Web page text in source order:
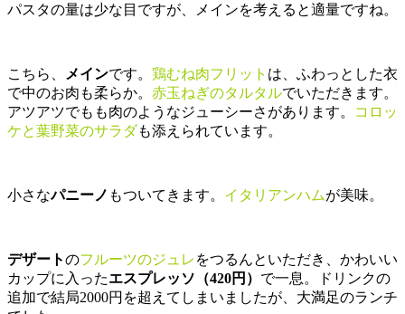
パスタの量は少な目ですが、メインを考えると適量ですね。
こちら、 メインです。 鶏むね肉フリット は、ふわっとした衣
で中のお肉も柔らか。 赤玉ねぎのタルタルでいただきます。
アツアツでもも肉のようなジューシーさがあります。
コロッ
ケと葉野菜のサラダも添えられています。
小さなパニーノ もついてきます。 イタリアンハムが美味。
デザートのフルーツのジュレ をつるんといただき、かわいい
カップに入ったエスプレッソ（420円） で一息。ドリンクの
追加で結局2000円を超えてしまいましたが、大満足のランチ